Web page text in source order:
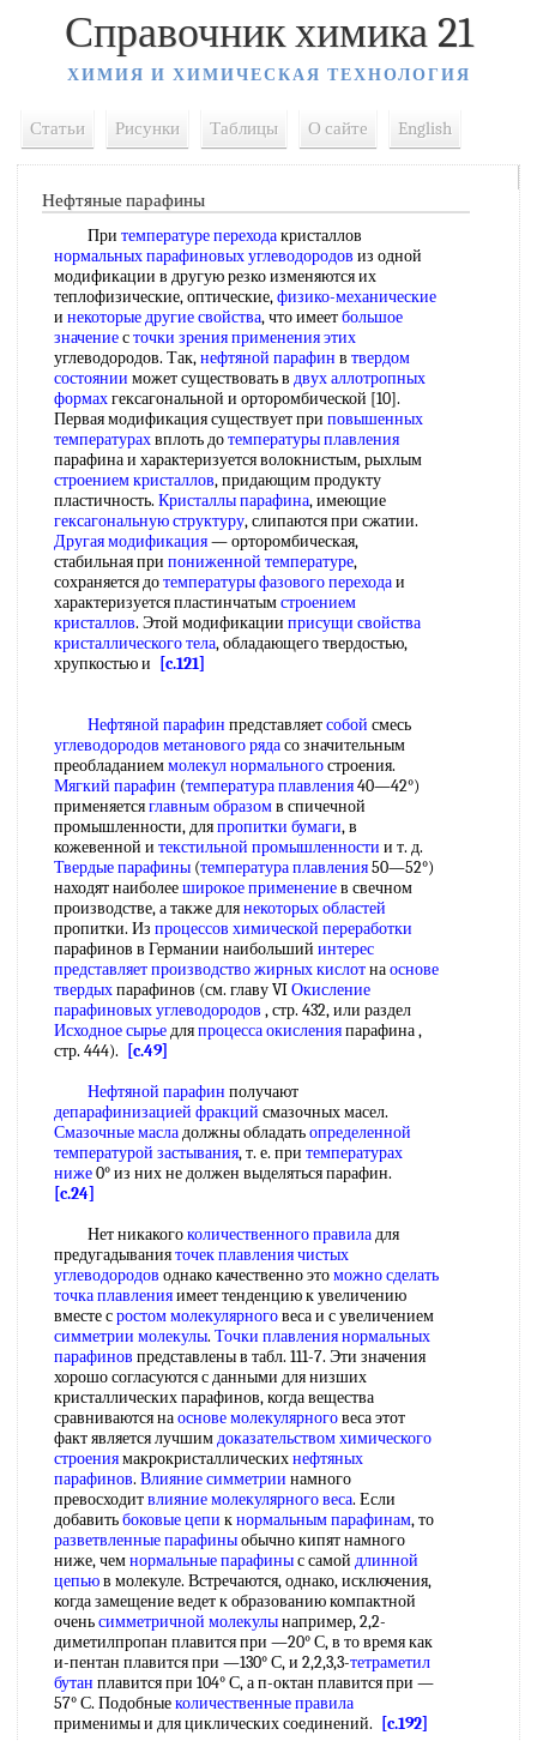
Справочник химика 21
ХИМИЯ И ХИМИЧЕСКАЯ ТЕХНОЛОГИЯ
Статьи Рисунки Таблицы О сайте English
Нефтяные парафины
При температуре переходакристаллов
нормальных парафиновых углеводородов из одной
модификации в другую резко изменяются их
теплофизические, оптические,физико-механические
и некоторые другие свойства, что имеетбольшое
значениесточки зренияприменения этих
углеводородов. Так,нефтяной парафин в твердом
состоянии может существовать в двухаллотропных
формахгексагональной и орторомбической [10].
Первая модификация существует при повышенных
температурахвплоть дотемпературы плавления
парафина и характеризуется волокнистым, рыхлым
строением кристаллов, придающим продукту
пластичность. Кристаллы парафина, имеющие
гексагональную структуру, слипаются при сжатии.
Другая модификация— орторомбическая,
стабильная при пониженной температуре,
сохраняется дотемпературы фазового переходаи
характеризуется пластинчатымстроением
кристаллов. Этой модификации присущи свойства
кристаллического тела, обладающего твердостью,
хрупкостью и
[c.121]
Нефтяной парафин представляетсобой смесь
углеводородов метанового рядасо значительным
преобладаниеммолекул нормальногостроения.
Мягкий парафин (температура плавления40—42°)
применяетсяглавным образомв спичечной
промышленности, дляпропитки бумаги, в
кожевенной и текстильной промышленности и т. д.
Твердые парафины (температура плавления50—52°)
находят наиболееширокое применениев свечном
производстве, а также длянекоторых областей
пропитки. Из процессов химической переработки
парафинов в Германии наибольший интерес
представляетпроизводство жирных кислотнаоснове
твердыхпарафинов (см. главу VIОкисление
парафиновых углеводородов , стр. 432, или раздел
Исходное сырьедляпроцесса окисленияпарафина ,
стр. 444).
[c.49]
Нефтяной парафин получают
депарафинизацией фракций смазочных масел.
Смазочные масладолжны обладатьопределенной
температурой застывания, т. е. при температурах
ниже0° из них не должен выделяться парафин.
[c.24]
Нет никакогоколичественного правиладля
предугадыванияточек плавлениячистых
углеводородов однако качественно этоможно сделать
точка плавленияимеет тенденцию к увеличению
вместе сростом молекулярноговеса и с увеличением
симметрии молекулы. Точки плавлениянормальных
парафинов представлены в табл. 111-7. Эти значения
хорошо согласуются с данными для низших
кристаллических парафинов, когда вещества
сравниваются наоснове молекулярноговеса этот
факт является лучшимдоказательством химического
строениямакрокристаллическихнефтяных
парафинов. Влияние симметрии намного
превосходитвлияние молекулярного веса. Если
добавитьбоковые цепи кнормальным парафинам, то
разветвленные парафиныобычно кипят намного
ниже, чемнормальные парафиныс самой длинной
цепьюв молекуле. Встречаются, однако, исключения,
когда замещение ведет к образованию компактной
оченьсимметричной молекулынапример, 2,2-
диметилпропан плавится при —20° С, в то время как
и-пентан плавится при —130° С, и 2,2,3,3-тетраметил
бутан плавится при 104° С, а п-октан плавится при —
57° С. Подобныеколичественные правила
применимы и для циклических соединений.
[c.192]